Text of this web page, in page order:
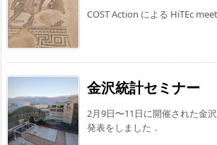
COST Action による HiTEc
金沢統計セミナー
2月9日〜11日に開催された金
発表をしました．